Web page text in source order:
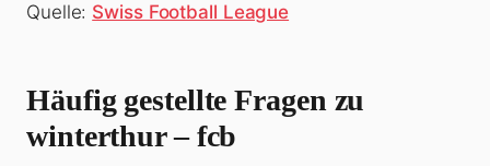
Quelle: Swiss Football League
Häufig gestellte Fragen zu
winterthur – fcb